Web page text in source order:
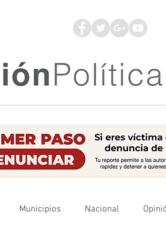
Municipios Nacional